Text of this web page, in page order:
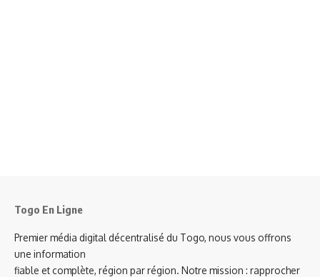
Togo En Ligne
Premier média digital décentralisé du Togo, nous vous offrons
une information
fiable et complète, région par région. Notre mission : rapprocher